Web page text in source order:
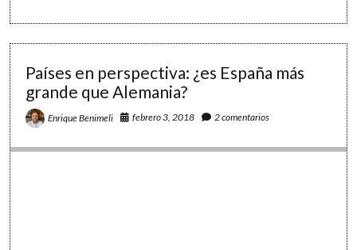
palabras:
Países en perspectiva: ¿es España más
grande que Alemania?
Enrique Benimeli febrero 3, 2018 2 comentarios